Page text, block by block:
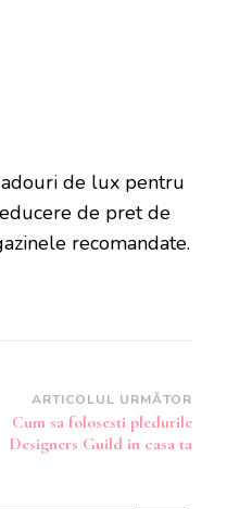
de lux pentru
de pret de
recomandate.
ARTICOLUL URMĂTOR
Cum sa folosesti pledurile
Designers Guild in casa ta